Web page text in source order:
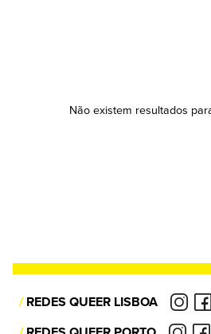
Não existem resultados
/REDES QUEER LISBOA